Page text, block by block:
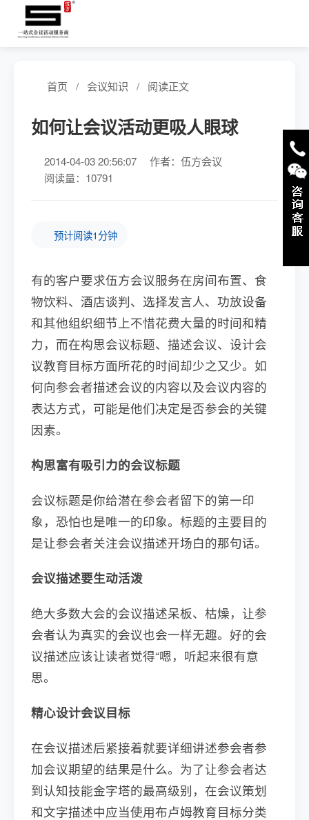
首页 / 会议知识 / 阅读正文
如何让会议活动更吸人眼球
2014-04-03 20:56:07
作者：伍方会议
阅读量：10791
预计阅读1分钟
有的客户要求伍方会议服务在房间布置、食
物饮料、酒店谈判、选择发言人、功放设备
和其他组织细节上不惜花费大量的时间和精
力，而在构思会议标题、描述会议、设计会
议教育目标方面所花的时间却少之又少。如
何向参会者描述会议的内容以及会议内容的
表达方式，可能是他们决定是否参会的关键
因素。
构思富有吸引力的会议标题
会议标题是你给潜在参会者留下的第一印
象，恐怕也是唯一的印象。标题的主要目的
是让参会者关注会议描述开场白的那句话。
会议描述要生动活泼
绝大多数大会的会议描述呆板、枯燥，让参
会者认为真实的会议也会一样无趣。好的会
议描述应该让读者觉得“嗯，听起来很有意
思。
精心设计会议目标
在会议描述后紧接着就要详细讲述参会者参
加会议期望的结果是什么。为了让参会者达
到认知技能金字塔的最高级别，在会议策划
和文字描述中应当使用布卢姆教育目标分类